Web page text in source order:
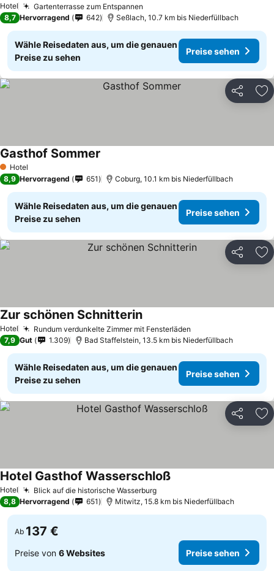
Hotel Gartenterrasse zum Entspannen
8,7 Hervorragend 642 Seßlach, 10.7 km bis Niederfüllbach
Wähle Reisedaten aus, um die genauen
Preise zu sehen
Preise sehen
Teilen
1 Sterne
Hotel
Gasthof Sommer
8,9 Hervorragend 651 Coburg, 10.1 km bis Niederfüllbach
Wähle Reisedaten aus, um die genauen
Preise zu sehen
Preise sehen
Teilen
Hotel Rundum verdunkelte Zimmer mit Fensterläden
Zur schönen Schnitterin
7,9 Gut 1.309 Bad Staffelstein, 13.5 km bis Niederfüllbach
Wähle Reisedaten aus, um die genauen
Preise zu sehen
Preise sehen
Teilen
Hotel Blick auf die historische Wasserburg
Hotel Gasthof Wasserschloß
8,8 Hervorragend 651 Mitwitz, 15.8 km bis Niederfüllbach
Ab 137 €
Preise von 6 Websites Preise sehen